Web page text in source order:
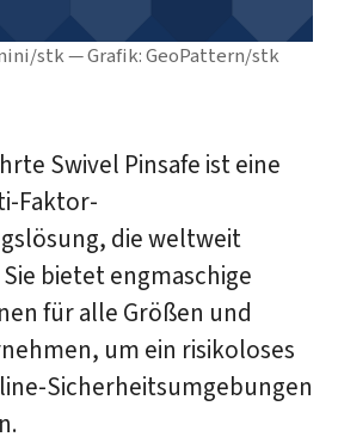
stk — Grafik: GeoPattern/stk
Swivel Pinsafe ist eine
Faktor-
die weltweit
bietet engmaschige
für alle Größen und
um ein risikoloses
Sicherheitsumgebungen